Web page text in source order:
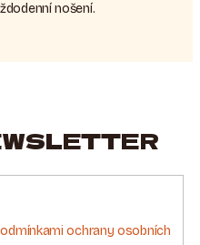
nošení.
ochrany osobních